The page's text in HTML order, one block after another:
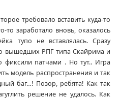
требовало вставить куда-то
то заработало вновь, оказалось
тупо не вставлялась. Сразу
вышедших РПГ типа Скайрима и
фиксили патчами . Но тут.. Игра
модель распространения и так
баг…! Позор, ребята! Как так
решение не удалось. Как